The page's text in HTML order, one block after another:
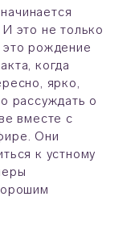
это не только
это рождение
когда
ярко,
рассуждать о
вместе с
Они
к устному